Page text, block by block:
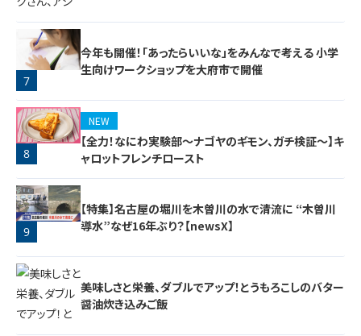
6
7
今年も開催！「あったらいいな」をみんなで考える 小学
生向けワークショップを大府市で開催
8
NEW
【全力！なにわ実験部～ナゴヤのギモン、ガチ検証～】キ
ャロットフレンチロースト
9
【特集】名古屋の堀川を木曽川の水で清流に “木曽川
導水”なぜ16年ぶり？【newsX】
美味しさと栄養、ダブルでアップ！とうもろこしのバター
醤油炊き込みご飯